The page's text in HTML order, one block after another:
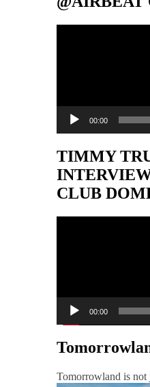
00:00
TIMMY
CLUB
00:00
Tomorrowland is not